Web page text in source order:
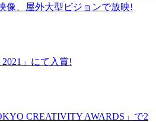
像、屋外大型ビジョンで放映!
2021」にて入賞!
CREATIVITY AWARDS」で2